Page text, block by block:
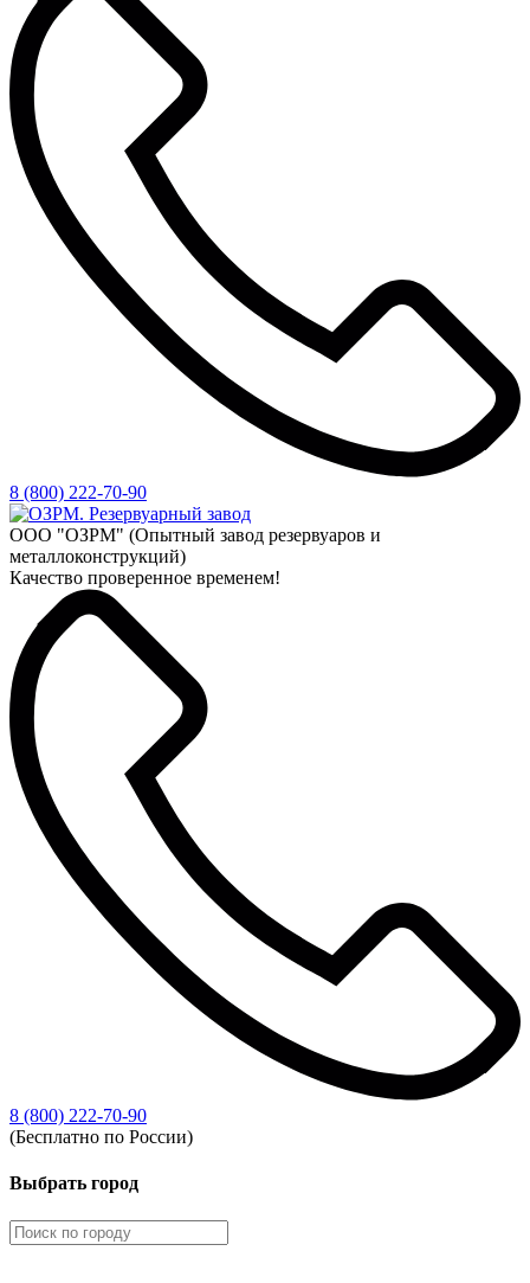
8 (800) 222-70-90
ООО "ОЗРМ" (Опытный завод резервуаров и
металлоконструкций)
Качество проверенное временем!
8 (800) 222-70-90
(Бесплатно по России)
Выбрать город